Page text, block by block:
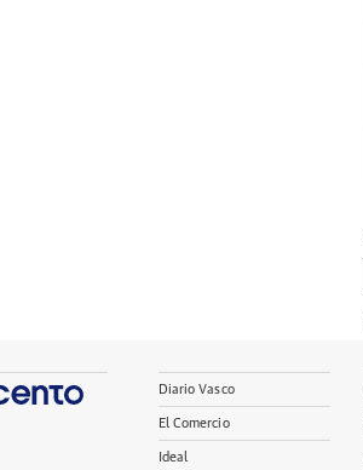
Diario Vasco
El Comercio
Ideal